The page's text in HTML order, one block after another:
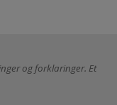
og forklaringer. Et